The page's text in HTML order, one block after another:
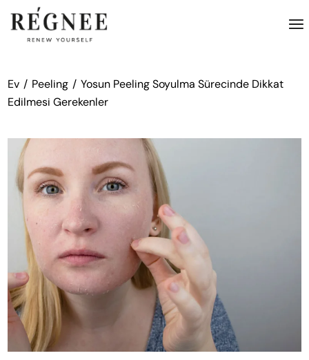
atla
Ev Peeling
Yosun Peeling Soyulma Sürecinde Dikkat
Edilmesi Gerekenler